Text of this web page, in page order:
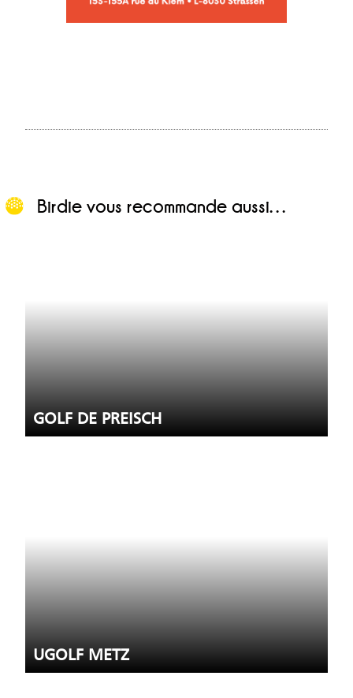
Birdie vous recommande aussi…
GOLF DE PREISCH
UGOLF METZ